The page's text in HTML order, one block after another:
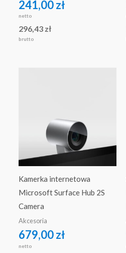
241,00zł
netto
296,43 zł
brutto
Kamerka internetowa
Microsoft Surface Hub 2S
Camera
Akcesoria
679,00zł
netto